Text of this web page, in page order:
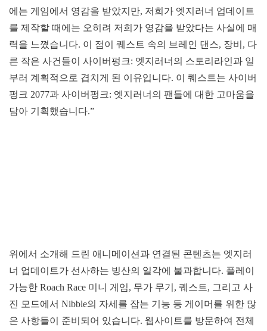
에는 게임에서 영감을 받았지만, 저희가 엣지러너 업데이트
를 제작할 때에는 오히려 저희가 영감을 받았다는 사실에 매
력을 느꼈습니다. 이 점이 퀘스트 속의 브레인 댄스, 장비, 다
른 작은 사건들이 사이버펑크: 엣지러너의 스토리라인과 일
부러 계획적으로 겹치게 된 이유입니다. 이 퀘스트는 사이버
펑크 2077과 사이버펑크: 엣지러너의 팬들에 대한 고마움을
담아 기획했습니다.”
위에서 소개해 드린 애니메이션과 연결된 콘텐츠는 엣지러
너 업데이트가 선사하는 빙산의 일각에 불과합니다. 플레이
가능한 Roach Race 미니 게임, 무가 무기, 퀘스트, 그리고 사
진 모드에서 Nibble의 자세를 잡는 기능 등 게이머를 위한 많
은 사항들이 준비되어 있습니다. 웹사이트를 방문하여 전체